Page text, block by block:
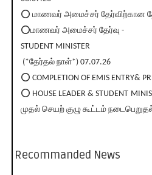
⭕ மாணவர் அமைச்சர் தேர்விற்கான
⭕மாணவர் அமைச்சர் தேர்வு -
STUDENT MINISTER
(*தேர்தல் நாள்*) 07.07.26
⭕ COMPLETION OF EMIS ENTRY&
⭕ HOUSE LEADER & STUDENT
முதல் செயற் குழு கூட்டம்
Recommanded News